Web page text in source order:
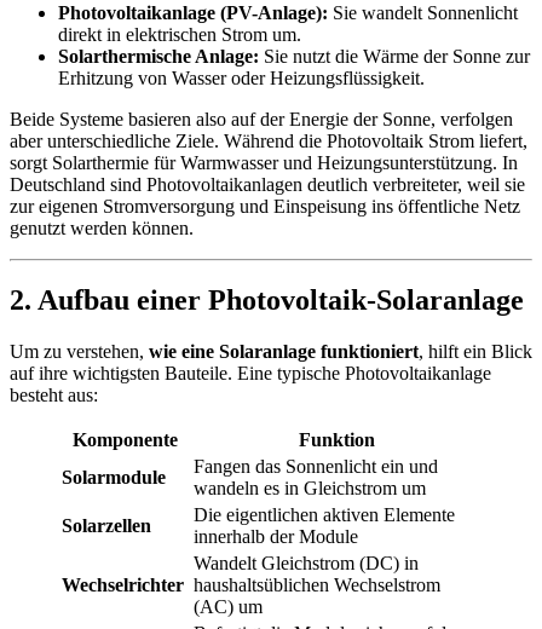
Photovoltaikanlage (PV-Anlage): Sie wandelt Sonnenlicht
direkt in elektrischen Strom um.
Solarthermische Anlage: Sie nutzt die Wärme der Sonne zur
Erhitzung von Wasser oder Heizungsflüssigkeit.
Beide Systeme basieren also auf der Energie der Sonne, verfolgen
aber unterschiedliche Ziele. Während die Photovoltaik Strom liefert,
sorgt Solarthermie für Warmwasser und Heizungsunterstützung. In
Deutschland sind Photovoltaikanlagen deutlich verbreiteter, weil sie
zur eigenen Stromversorgung und Einspeisung ins öffentliche Netz
genutzt werden können.
2. Aufbau einer Photovoltaik-Solaranlage
Um zu verstehen, wie eine Solaranlage funktioniert, hilft ein Blick
auf ihre wichtigsten Bauteile. Eine typische Photovoltaikanlage
besteht aus:
Komponente
Funktion
Solarmodule
Fangen das Sonnenlicht ein und
wandeln es in Gleichstrom um
Solarzellen
Die eigentlichen aktiven Elemente
innerhalb der Module
Wechselrichter
Wandelt Gleichstrom (DC) in
haushaltsüblichen Wechselstrom
(AC) um